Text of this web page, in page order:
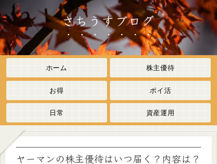
さちうすブログ
ホーム 株主優待
お得 ポイ活
日常 資産運用
ヤーマンの株主優待はいつ届く？内容は？